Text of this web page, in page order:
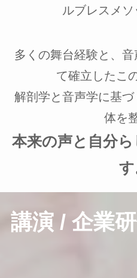
ルブレスメ
多くの舞台経験と、
て確立したこ
解剖学と音声学に基
体を
本来の声と自分
す
講演 / 企業